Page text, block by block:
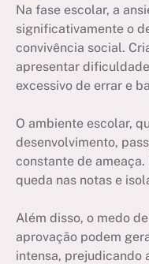
Na fase escolar, a
significativamente o
convivência social.
apresentar
excessivo de errar e
O ambiente escolar,
desenvolvimento,
constante de
queda nas notas e
Além disso, o medo
aprovação podem
intensa, prejudicando